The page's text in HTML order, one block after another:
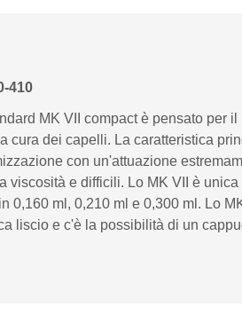
410
MK VII compact è pensato per
cura dei capelli. La caratteristica
con un'attuazione
viscosità e difficili. Lo MK VII è
0,160 ml, 0,210 ml e 0,300 ml. Lo
liscio e c'è la possibilità di un